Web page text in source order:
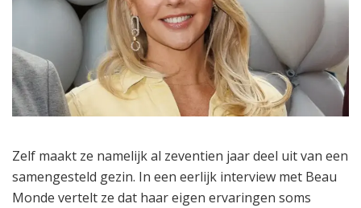
Zelf maakt ze namelijk al zeventien jaar deel uit van een
samengesteld gezin. In een eerlijk interview met Beau
Monde vertelt ze dat haar eigen ervaringen soms